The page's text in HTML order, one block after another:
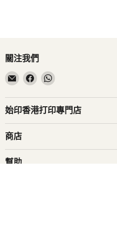
關注我們
在
子
郵
找
到
們
在
Facebook
找
到
在
找
到
始印香港打印專門店
商店
幫助